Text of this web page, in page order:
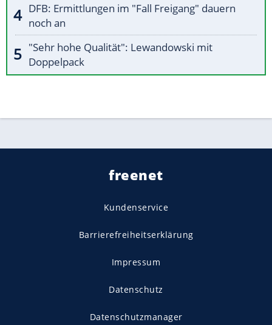
DFB: Ermittlungen im "Fall Freigang" dauern
noch an
"Sehr hohe Qualität": Lewandowski mit
Doppelpack
freenet
Kundenservice
Barrierefreiheitserklärung
Impressum
Datenschutz
Datenschutzmanager